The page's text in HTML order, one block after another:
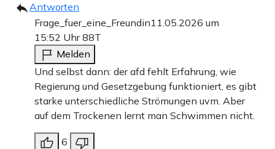
Antworten
Frage_fuer_eine_Freundin11.05.2026 um
15:52 Uhr88T
Melden
Und selbst dann: der afd fehlt Erfahrung, wie
Regierung und Gesetzgebung funktioniert, es gibt
starke unterschiedliche Strömungen uvm. Aber
auf dem Trockenen lernt man Schwimmen nicht.
6